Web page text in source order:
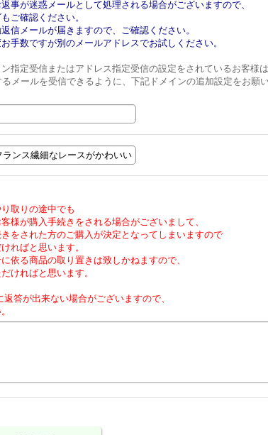
事が迷惑メールとして処理される場合がございますので、
ご確認ください。
信メールが届きますので、ご確認ください。
手数ですが別のメールアドレスでお試しください。
指定受信またはアドレス指定受信の設定をされているお客様は
メールを受信できるように、下記ドメインの追加設定をお願い
取りの途中でも
様が購入手続きをされる場合がございまして、
をされた方のご購入が決定となってしまいますので
ればと思います。
依る商品の取り置きは致しかねますので、
ければと思います。
答が出来ない場合がございますので、